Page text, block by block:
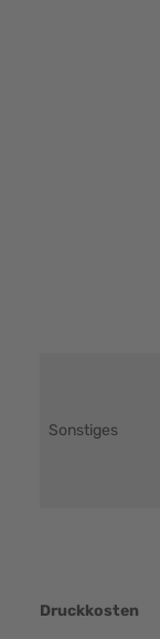
Sonstiges
Druckkosten